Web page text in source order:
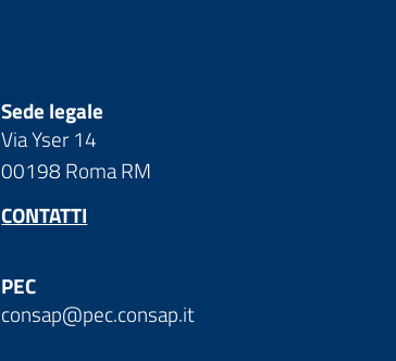
Sede legale
Via Yser 14
00198 Roma RM
CONTATTI
PEC
consap@pec.consap.it